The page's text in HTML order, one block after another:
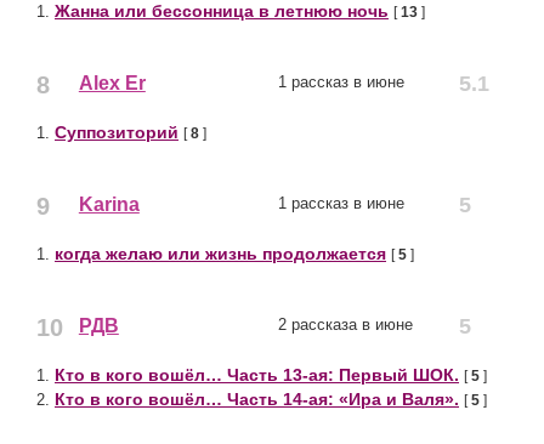
1. Жанна или бессонница в летнюю ночь [13 ]
8 Alex Er 1 рассказ в июне 5.1
1. Суппозиторий [8 ]
9 Karina 1 рассказ в июне 5
1. когда желаю или жизнь продолжается [5 ]
10 РДВ 2 рассказа в июне 5
1. Кто в кого вошёл… Часть 13-ая: Первый ШОК. [5 ]
2. Кто в кого вошёл… Часть 14-ая: «Ира и Валя». [5 ]